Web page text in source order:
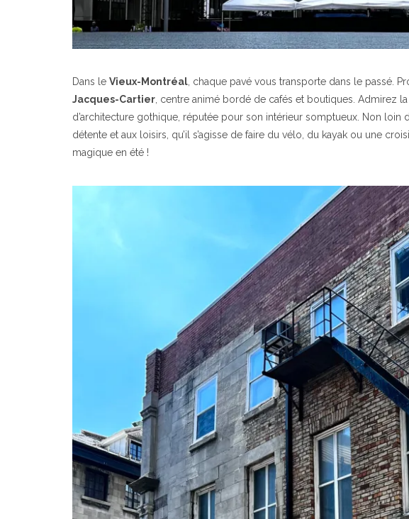
Dans le Vieux-Montréal, chaque pavé vous transporte dans le passé.
Jacques-Cartier, centre animé bordé de cafés et boutiques. Admirez la
d’architecture gothique, réputée pour son intérieur somptueux. Non loin
détente et aux loisirs, qu’il s’agisse de faire du vélo, du kayak ou une
magique en été !